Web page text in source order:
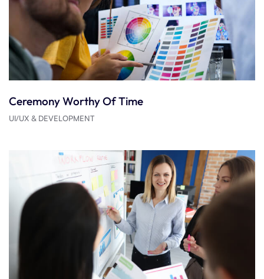
Ceremony Worthy Of Time
UI/UX & DEVELOPMENT